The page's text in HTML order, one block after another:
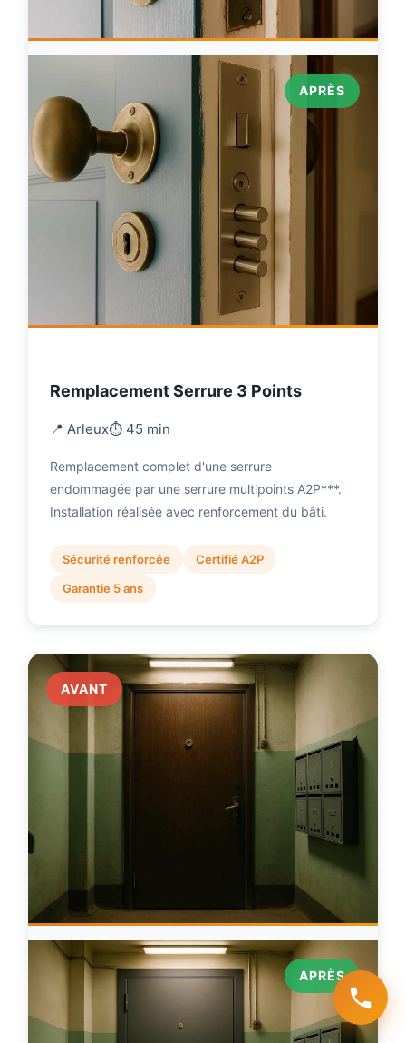
APRÈS
Remplacement Serrure 3 Points
📍 Arleux⏱️ 45 min
Remplacement complet d'une serrure
endommagée par une serrure multipoints A2P***.
Installation réalisée avec renforcement du bâti.
Sécurité renforcée
Certifié A2P
Garantie 5 ans
AVANT
APRÈS